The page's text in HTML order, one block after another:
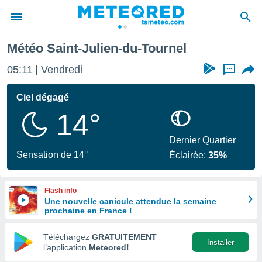
de
en
Météo Saint-Julien-du-Tournel
05:11 Vendredi ...
Ciel dégagé
14°
Sensation de 14°
Dernier Quartier
Éclairée:35%
Flash info
Une nouvelle canicule attendue la semaine
prochaine en France !
Téléchargez GRATUITEMENT
l’application Meteored!
Installer